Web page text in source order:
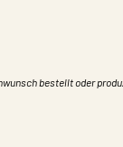
bestellt oder